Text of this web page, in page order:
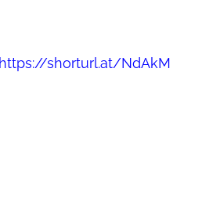
shorturl.at/NdAkM